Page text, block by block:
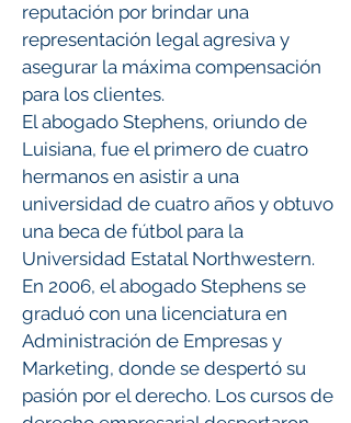
reputación por brindar una
representación legal agresiva y
asegurar la máxima compensación
para los clientes.
El abogado Stephens, oriundo de
Luisiana, fue el primero de cuatro
hermanos en asistir a una
universidad de cuatro años y obtuvo
una beca de fútbol para la
Universidad Estatal Northwestern.
En 2006, el abogado Stephens se
graduó con una licenciatura en
Administración de Empresas y
Marketing, donde se despertó su
pasión por el derecho. Los cursos de